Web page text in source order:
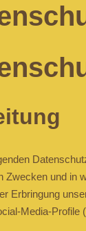
Zwecken und in
Erbringung
Media-Profile